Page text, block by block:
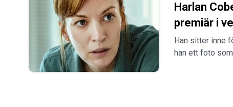
Harlan
premiär i
Han sitter inne
han ett foto